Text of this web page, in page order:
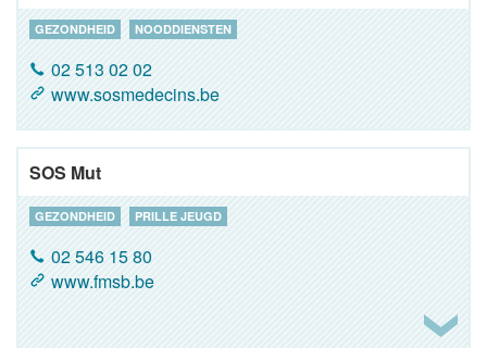
GEZONDHEID NOODDIENSTEN
02 513 02 02
www.sosmedecins.be
SOS Mut
GEZONDHEID PRILLE JEUGD
02 546 15 80
www.fmsb.be